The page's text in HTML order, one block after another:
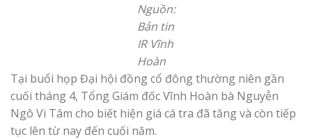
Nguồn:
Bản tin
IR Vĩnh
Hoàn
Tại buổi họp Đại hội đồng cổ đông thường niên gần
cuối tháng 4, Tổng Giám đốc Vĩnh Hoàn bà Nguyễn
Ngô Vi Tâm cho biết hiện giá cá tra đã tăng và còn tiếp
tục lên từ nay đến cuối năm.